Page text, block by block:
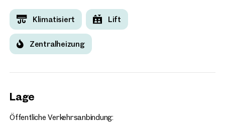
Klimatisiert Lift
Zentralheizung
Lage
Öffentliche Verkehrsanbindung: